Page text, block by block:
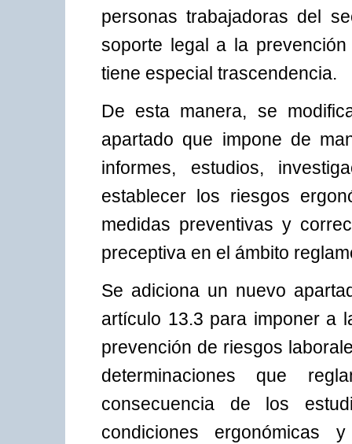
personas trabajadoras del
soporte legal a la
tiene especial trascendencia.
De esta manera, se
apartado que impone de
informes, estudios,
establecer los riesgos
medidas preventivas y
preceptiva en el ámbito
Se adiciona un nuevo
artículo 13.3 para imponer a
prevención de riesgos
determinaciones que
consecuencia de los
condiciones ergonómicas